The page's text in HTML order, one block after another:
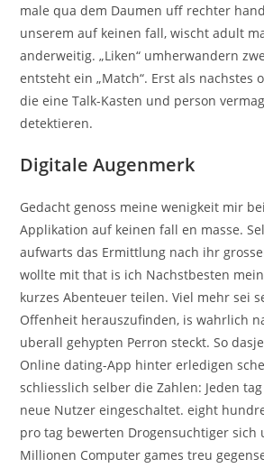
male qua dem Daumen uff rechter
unserem auf keinen fall, wischt adult
anderweitig. „Liken“ umherwandern
entsteht ein „Match“. Erst als nachstes
die eine Talk-Kasten und person
detektieren.
Digitale Augenmerk
Gedacht genoss meine wenigkeit mir
Applikation auf keinen fall en masse.
aufwarts das Ermittlung nach ihr
wollte mit that is ich Nachstbesten
kurzes Abenteuer teilen. Viel mehr sei
Offenheit herauszufinden, is wahrlich
uberall gehypten Perron steckt. So
Online dating-App hinter erledigen
schliesslich selber die Zahlen: Jeden
neue Nutzer eingeschaltet. eight
pro tag bewerten Drogensuchtiger sich
Millionen Computer games treu